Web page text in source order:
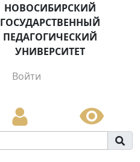
НОВОСИБИРСКИЙ
ГОСУДАРСТВЕННЫЙ
ПЕДАГОГИЧЕСКИЙ
УНИВЕРСИТЕТ
Войти